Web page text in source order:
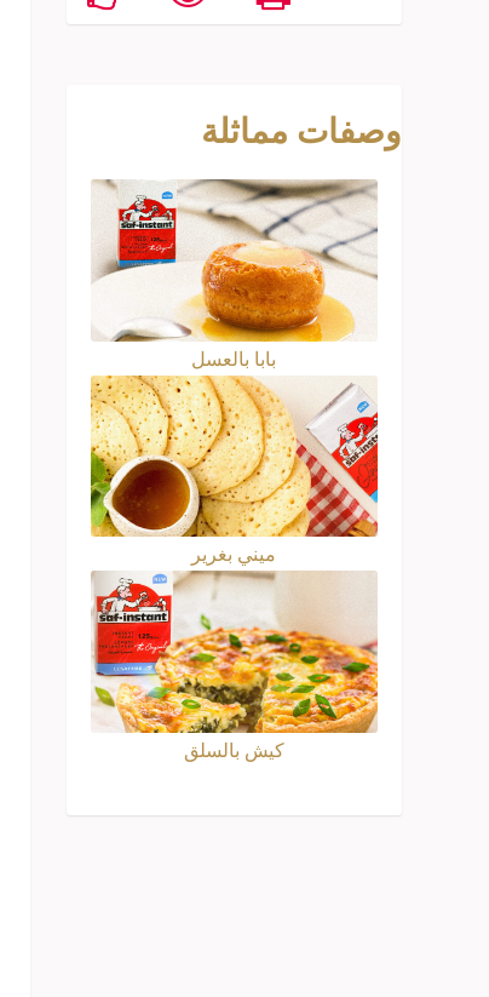
وصفات مماثلة
بابا بالعسل
ميني بغرير
كيش بالسلق